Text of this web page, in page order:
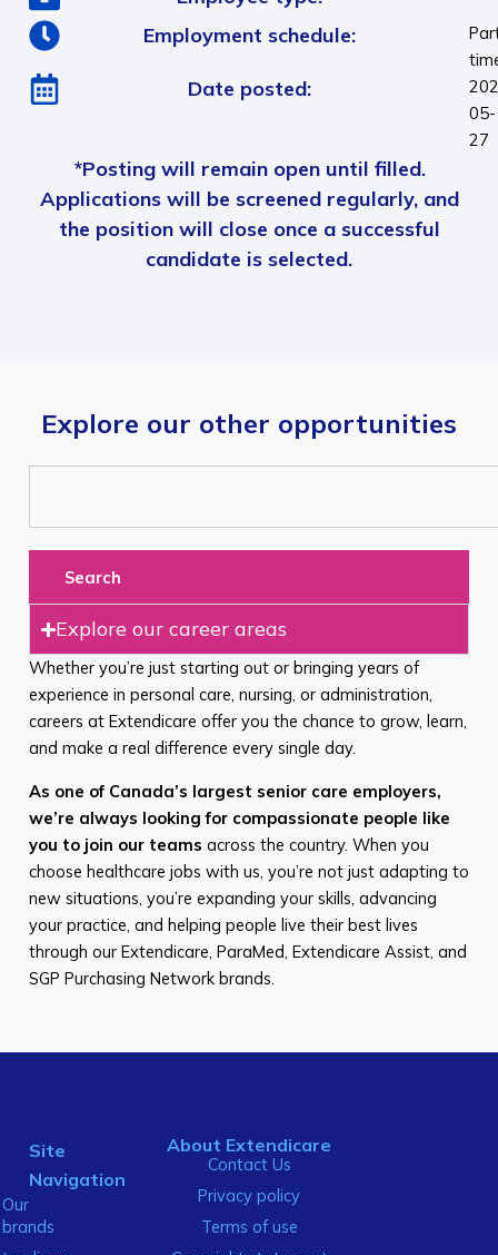
Employment schedule:
Date posted:
05-
27
*Posting will remain open until filled.
Applications will be screened regularly, and
the position will close once a successful
candidate is selected.
Explore our other opportunities
Search
Explore our career areas
Whether you’re just starting out or bringing years of
experience in personal care, nursing, or administration,
careers at Extendicare offer you the chance to grow, learn,
and make a real difference every single day.
As one of Canada’s largest senior care employers,
we’re always looking for compassionate people like
you to join our teams across the country. When you
choose healthcare jobs with us, you’re not just adapting to
new situations, you’re expanding your skills, advancing
your practice, and helping people live their best lives
through our Extendicare, ParaMed, Extendicare Assist, and
SGP Purchasing Network brands.
Site
Navigation
Our
brands
About Extendicare
Contact Us
Privacy policy
Terms of use